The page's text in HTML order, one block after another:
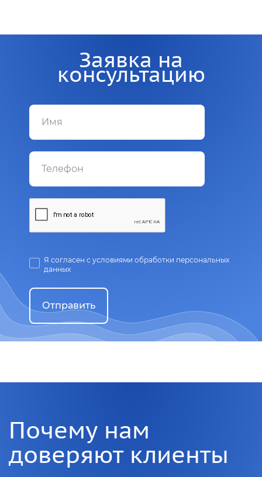
Заявка на
консультацию
Я согласен с условиями обработки персональных
данных
Отправить
Почему нам
доверяют клиенты